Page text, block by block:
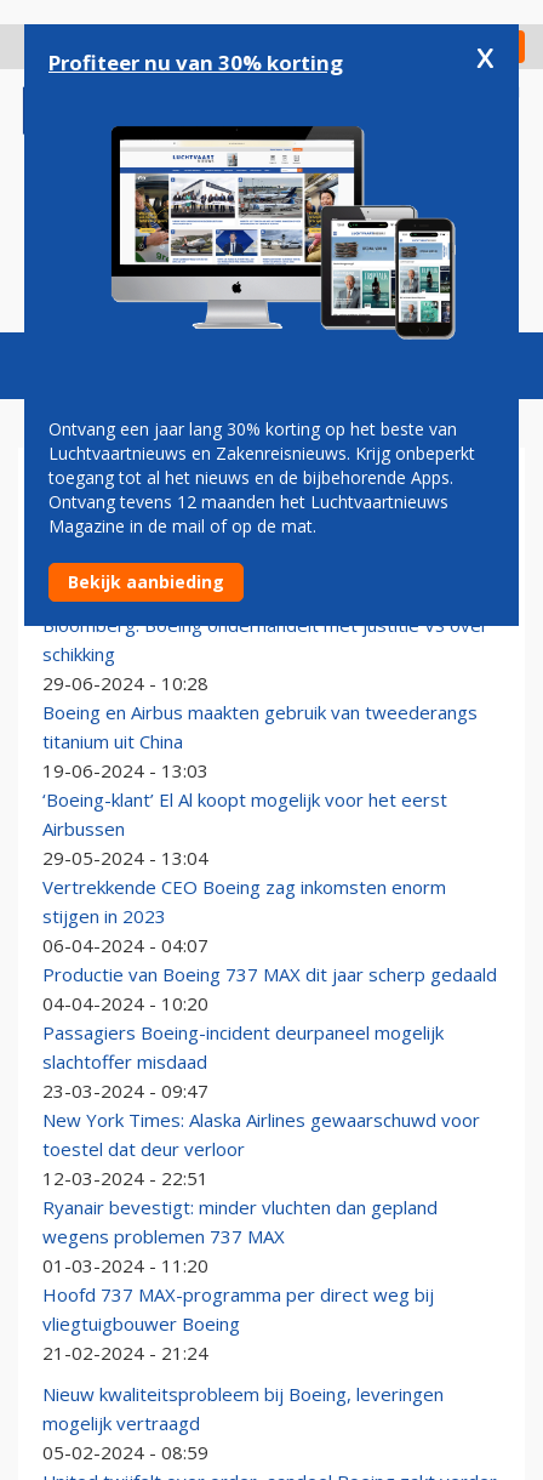
gaan
Check in
Magazine Podcasts Vacatures
MAX
EgyptAir neemt eerste Boeing 737 MAX in ontvangst
03-05-2026 - 13:55
Bloomberg: Boeing onderhandelt met justitie VS over
schikking
29-06-2024 - 10:28
Boeing en Airbus maakten gebruik van tweederangs
titanium uit China
19-06-2024 - 13:03
‘Boeing-klant’ El Al koopt mogelijk voor het eerst
Airbussen
29-05-2024 - 13:04
Vertrekkende CEO Boeing zag inkomsten enorm
stijgen in 2023
06-04-2024 - 04:07
Productie van Boeing 737 MAX dit jaar scherp gedaald
04-04-2024 - 10:20
Passagiers Boeing-incident deurpaneel mogelijk
slachtoffer misdaad
23-03-2024 - 09:47
New York Times: Alaska Airlines gewaarschuwd voor
toestel dat deur verloor
12-03-2024 - 22:51
Ryanair bevestigt: minder vluchten dan gepland
wegens problemen 737 MAX
01-03-2024 - 11:20
Hoofd 737 MAX-programma per direct weg bij
vliegtuigbouwer Boeing
21-02-2024 - 21:24
Nieuw kwaliteitsprobleem bij Boeing, leveringen
mogelijk vertraagd
05-02-2024 - 08:59
Profiteer nu van 30% korting x
Ontvang een jaar lang 30% korting op het beste van
Luchtvaartnieuws en Zakenreisnieuws. Krijg onbeperkt
toegang tot al het nieuws en de bijbehorende Apps.
Ontvang tevens 12 maanden het Luchtvaartnieuws
Magazine in de mail of op de mat.
Bekijk aanbieding